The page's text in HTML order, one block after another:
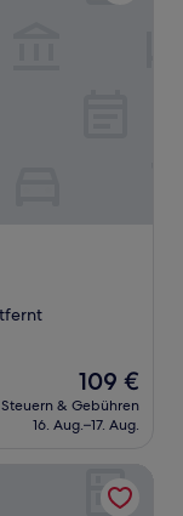
Der
Preis
beträgt
109 €
& Gebühren
16. Aug.–17. Aug.